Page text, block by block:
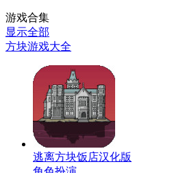
游戏合集
显示全部
方块游戏大全
逃离方块饭店汉化版